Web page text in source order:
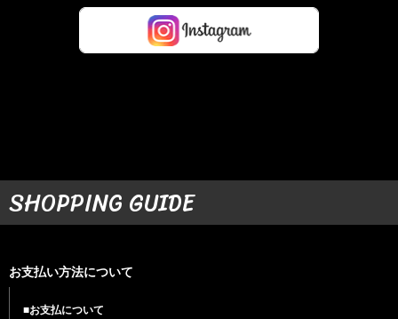
SHOPPING GUIDE
お支払い方法について
■お支払について